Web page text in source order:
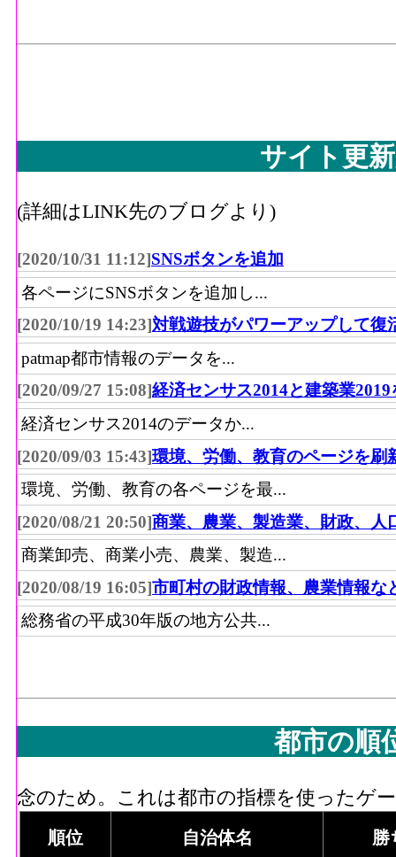
サイト更
(詳細はLINK先のブログより)
[2020/10/31 11:12]SNSボタンを追加
各ページにSNSボタンを追加し...
[2020/10/19 14:23]対戦遊技がパワーアップして復
patmap都市情報のデータを...
[2020/09/27 15:08]経済センサス2014と建築業2019
経済センサス2014のデータか...
[2020/09/03 15:43]環境、労働、教育のページを刷
環境、労働、教育の各ページを最...
[2020/08/21 20:50]商業、農業、製造業、財政、人
商業卸売、商業小売、農業、製造...
[2020/08/19 16:05]市町村の財政情報、農業情報な
総務省の平成30年版の地方公共...
都市の順
念のため。これは都市の指標を使ったゲ
順位 自治体名 勝